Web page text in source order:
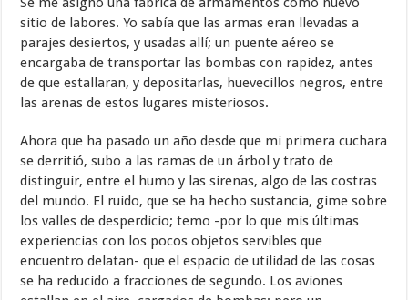
sitio de labores. Yo sabía que las armas eran llevadas a
parajes desiertos, y usadas allí; un puente aéreo se
encargaba de transportar las bombas con rapidez, antes
de que estallaran, y depositarlas, huevecillos negros, entre
las arenas de estos lugares misteriosos.
Ahora que ha pasado un año desde que mi primera cuchara
se derritió, subo a las ramas de un árbol y trato de
distinguir, entre el humo y las sirenas, algo de las costras
del mundo. El ruido, que se ha hecho sustancia, gime sobre
los valles de desperdicio; temo -por lo que mis últimas
experiencias con los pocos objetos servibles que
encuentro delatan- que el espacio de utilidad de las cosas
se ha reducido a fracciones de segundo. Los aviones